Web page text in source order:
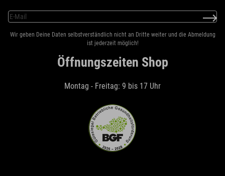
Wir geben Deine Daten selbstverständlich nicht an Dritte weiter und die Abmeldung
ist jederzeit möglich!
Öffnungszeiten Shop
Montag - Freitag: 9 bis 17 Uhr